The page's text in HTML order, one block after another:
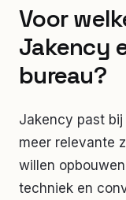
Voor
Jakency
bureau?
Jakency past
meer relevante
willen
techniek en